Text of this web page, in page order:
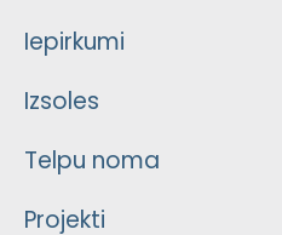
Iepirkumi
Izsoles
Telpu noma
Projekti